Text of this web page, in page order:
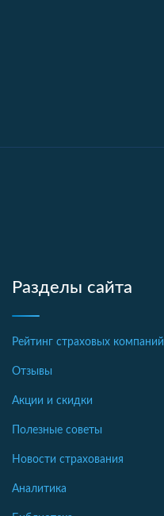
Разделы сайта
Рейтинг страховых компаний
Отзывы
Акции и скидки
Полезные советы
Новости страхования
Аналитика